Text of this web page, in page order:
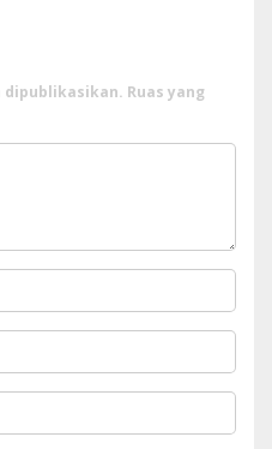
dipublikasikan. Ruas yang